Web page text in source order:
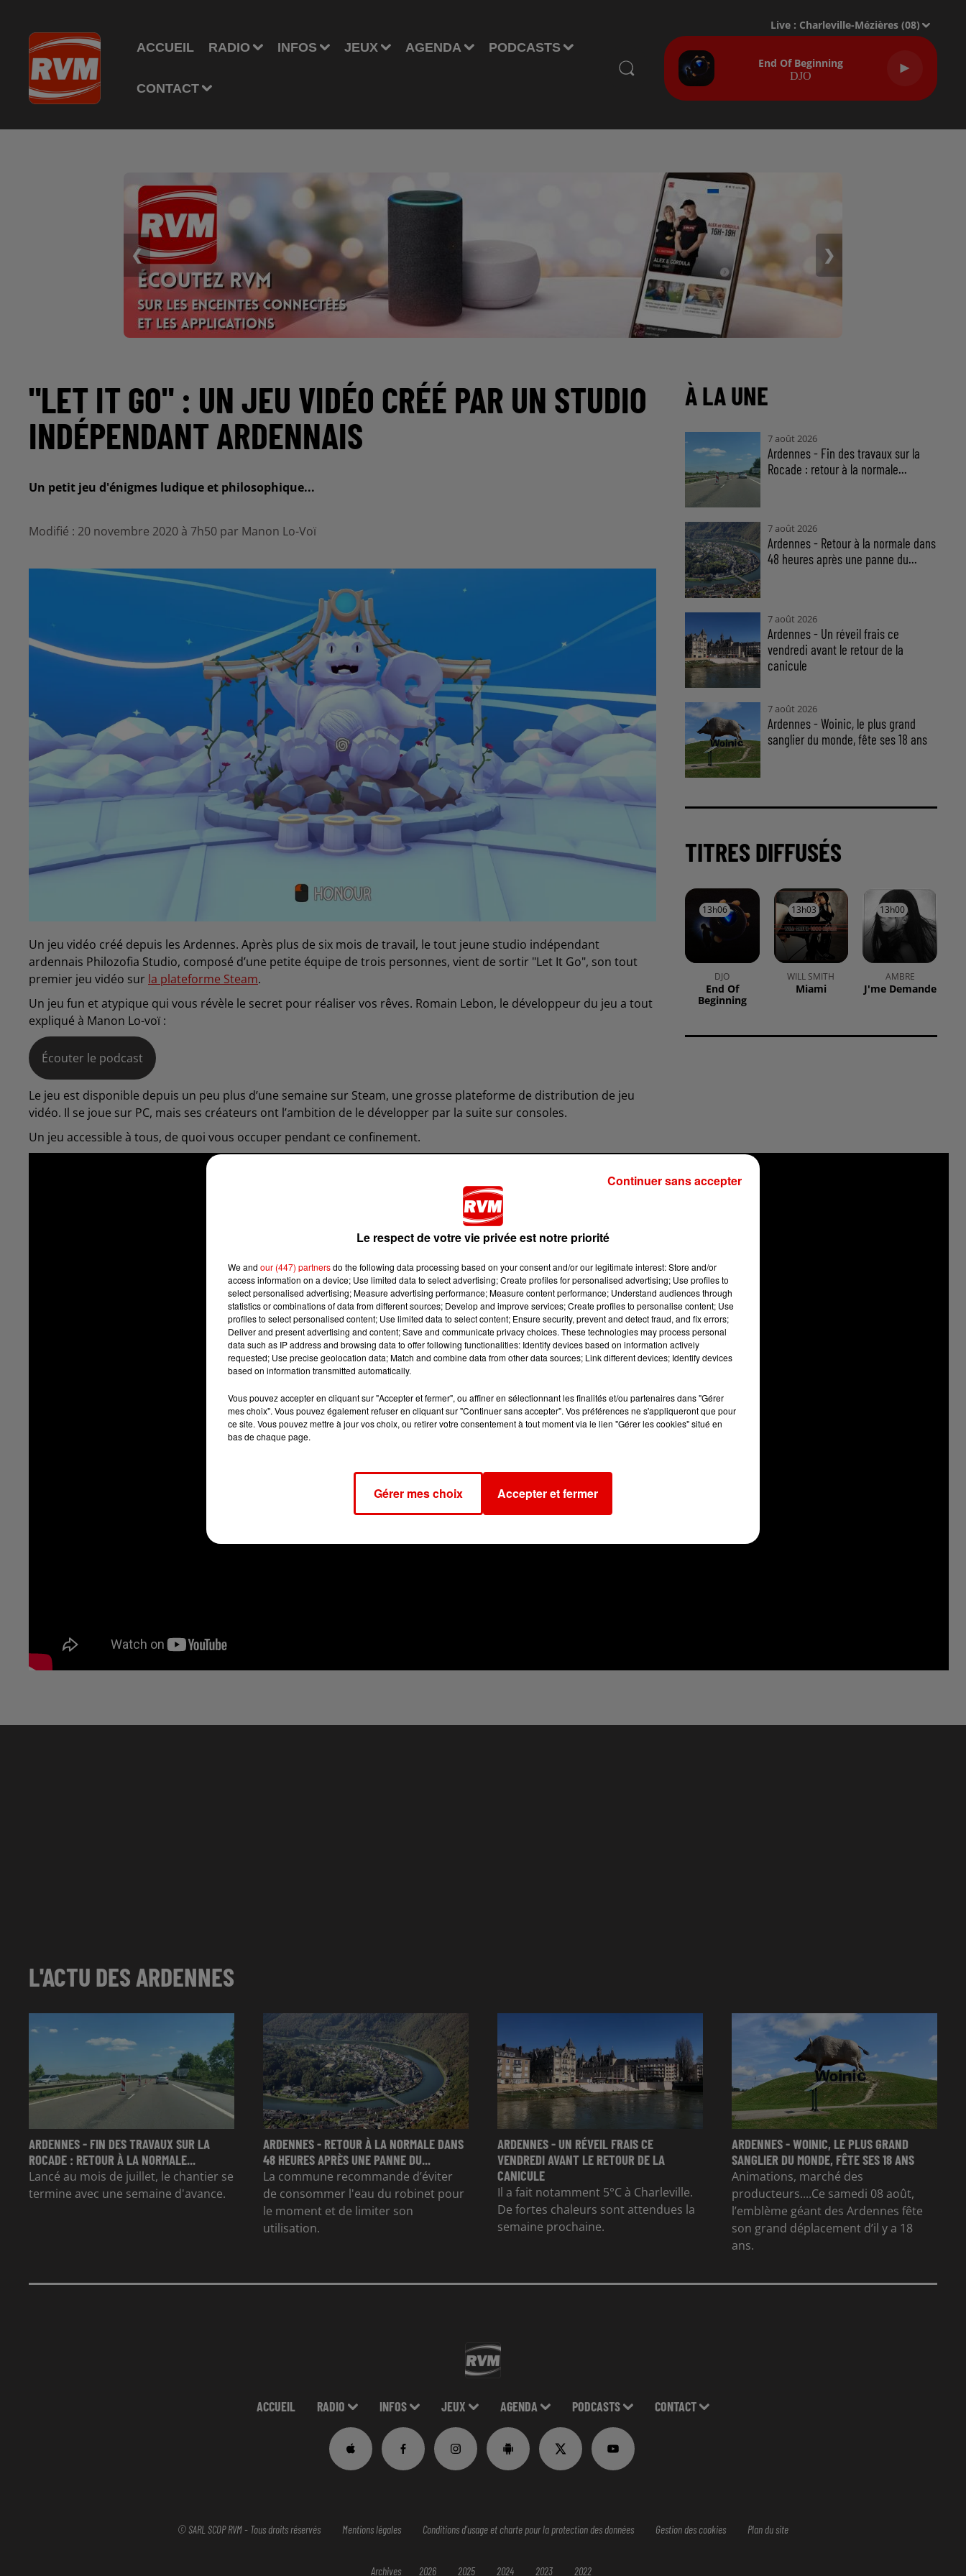
ACCUEIL RADIO INFOS JEUX AGENDA PODCASTS
CONTACT
Live : Charleville-Mézières (08)
End Of Beginning
DJO
❮ ❯
"LET IT GO" : UN JEU VIDÉO CRÉÉ PAR UN STUDIO
INDÉPENDANT ARDENNAIS
Un petit jeu d'énigmes ludique et philosophique...
Modifié : 20 novembre 2020 à 7h50 par Manon Lo-Voï
Un jeu vidéo créé depuis les Ardennes. Après plus de six mois de travail, le tout jeune studio indépendant
ardennais Philozofia Studio, composé d’une petite équipe de trois personnes, vient de sortir "Let It Go", son tout
premier jeu vidéo sur la plateforme Steam.
Un jeu fun et atypique qui vous révèle le secret pour réaliser vos rêves. Romain Lebon, le développeur du jeu a tout
expliqué à Manon Lo-voï :
Écouter le podcast
Le jeu est disponible depuis un peu plus d’une semaine sur Steam, une grosse plateforme de distribution de jeu
vidéo. Il se joue sur PC, mais ses créateurs ont l’ambition de le développer par la suite sur consoles.
Un jeu accessible à tous, de quoi vous occuper pendant ce confinement.
À LA UNE
7 août 2026
Ardennes - Fin des travaux sur la
Rocade : retour à la normale...
7 août 2026
Ardennes - Retour à la normale dans
48 heures après une panne du...
7 août 2026
Ardennes - Un réveil frais ce
vendredi avant le retour de la
canicule
7 août 2026
Ardennes - Woinic, le plus grand
sanglier du monde, fête ses 18 ans
TITRES DIFFUSÉS
13h06
13h06
DJO
End Of
Beginning
13h03
13h03
WILL SMITH
Miami
13h00
13h00
AMBRE
J'me Demande
L'ACTU DES ARDENNES
ARDENNES - FIN DES TRAVAUX SUR LA
ROCADE : RETOUR À LA NORMALE...
Lancé au mois de juillet, le chantier se
termine avec une semaine d'avance.
ARDENNES - RETOUR À LA NORMALE DANS
48 HEURES APRÈS UNE PANNE DU...
La commune recommande d’éviter
de consommer l'eau du robinet pour
le moment et de limiter son
utilisation.
ARDENNES - UN RÉVEIL FRAIS CE
VENDREDI AVANT LE RETOUR DE LA
CANICULE
Il a fait notamment 5°C à Charleville.
De fortes chaleurs sont attendues la
semaine prochaine.
ARDENNES - WOINIC, LE PLUS GRAND
SANGLIER DU MONDE, FÊTE SES 18 ANS
Animations, marché des
producteurs....Ce samedi 08 août,
l’emblème géant des Ardennes fête
son grand déplacement d’il y a 18
ans.
ACCUEIL RADIO INFOS JEUX AGENDA PODCASTS CONTACT
© SARL SCOP RVM - Tous droits réservés Mentions légales Conditions d'usage et charte pour la protection des données Gestion des cookies Plan du site
Archives 2026 2025 2024 2023 2022
Le respect de votre vie privée est notre priorité
We and our (447) partnersdo the following data processing based on your consent and/or our legitimate interest: Store and/or
access information on a device; Use limited data to select advertising; Create profiles for personalised advertising; Use profiles to
select personalised advertising; Measure advertising performance; Measure content performance; Understand audiences through
statistics or combinations of data from different sources; Develop and improve services; Create profiles to personalise content; Use
profiles to select personalised content; Use limited data to select content; Ensure security, prevent and detect fraud, and fix errors;
Deliver and present advertising and content; Save and communicate privacy choices. These technologies may process personal
data such as IP address and browsing data to offer following functionalities: Identify devices based on information actively
requested; Use precise geolocation data; Match and combine data from other data sources; Link different devices; Identify devices
based on information transmitted automatically.
Vous pouvez accepter en cliquant sur "Accepter et fermer", ou affiner en sélectionnant les finalités et/ou partenaires dans "Gérer
mes choix". Vous pouvez également refuser en cliquant sur "Continuer sans accepter". Vos préférences ne s'appliqueront que pour
ce site. Vous pouvez mettre à jour vos choix, ou retirer votre consentement à tout moment via le lien "Gérer les cookies" situé en
bas de chaque page.
Gérer mes choix Accepter et fermer
Continuer sans accepter